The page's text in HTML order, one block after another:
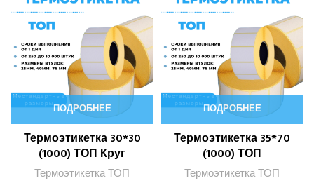
ПОДРОБНЕЕ
Термоэтикетка 30*30
(1000) ТОП Круг
Термоэтикетка ТОП
ПОДРОБНЕЕ
Термоэтикетка 35*70
(1000) ТОП
Термоэтикетка ТОП